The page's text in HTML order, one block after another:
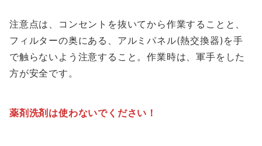
注意点は、コンセントを抜いてから作業することと、
フィルターの奥にある、アルミパネル(熱交換器)を手
で触らないよう注意すること。作業時は、軍手をした
方が安全です。
薬剤洗剤は使わないでください！